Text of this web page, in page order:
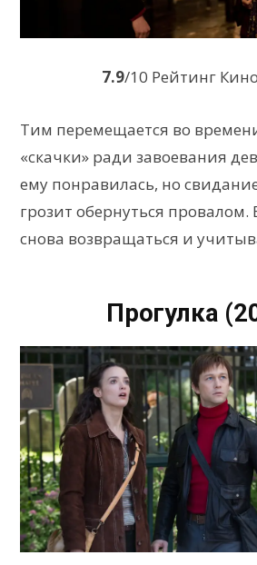
7.9/10 Рейтинг
Тим перемещается во
«скачки» ради завоевания
ему понравилась, но
грозит обернуться
снова возвращаться и
Прогулка